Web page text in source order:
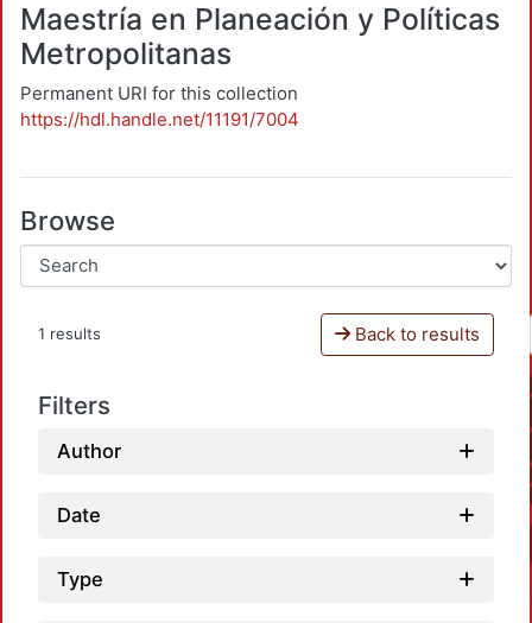
Maestría en Planeación y Políticas
Metropolitanas
Permanent URI for this collection
https://hdl.handle.net/11191/7004
Browse
1 results Back to results
Filters
Author
Date
Type